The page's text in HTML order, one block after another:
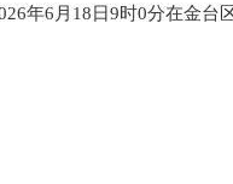
年6月18日9时0分在金台